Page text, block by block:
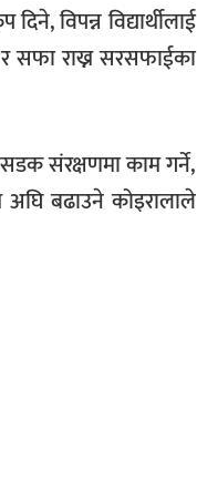
विपन्न विद्यार्थीलाई
सफा राख्न सरसफाईका
संरक्षणमा काम गर्ने,
अघि बढाउने कोइरालाले